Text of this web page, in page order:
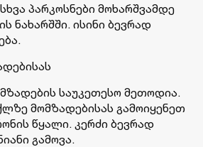
პარკოსნები მოხარშვამდე
ნახარშში. ისინი ბევრად
საუკეთესო მეთოდია.
მომზადებისას გამოიყენეთ
წყალი. კერძი ბევრად
გამოვა.